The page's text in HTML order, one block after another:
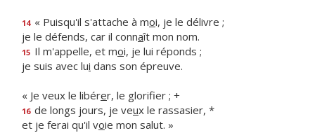
14 « Puisqu'il s'attache à moi, je le délivre ;
je le défends, car il connaît mon nom.
15 Il m'appelle, et moi, je lui réponds ;
je suis avec lui dans son épreuve.
« Je veux le libérer, le glorifier ; +
16 de longs jours, je veux le rassasier, *
et je ferai qu'il voie mon salut. »